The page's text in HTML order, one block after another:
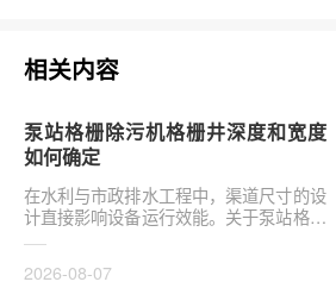
相关内容
泵站格栅除污机格栅井深度和宽度
如何确定
在水利与市政排水工程中，渠道尺寸的设
计直接影响设备运行效能。关于泵站格栅
除污机格栅井深度和宽度如何确定，是前
2026-08-07